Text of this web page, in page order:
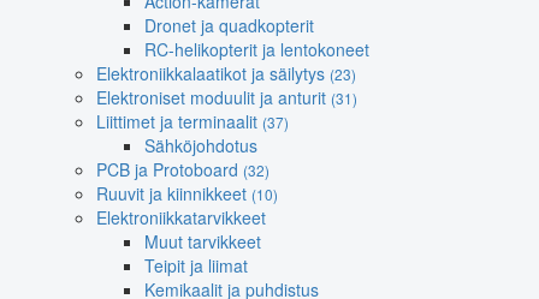
Dronet ja quadkopterit
RC-helikopterit ja lentokoneet
Elektroniikkalaatikot ja säilytys (23)
Elektroniset moduulit ja anturit (31)
Liittimet ja terminaalit (37)
Sähköjohdotus
PCB ja Protoboard (32)
Ruuvit ja kiinnikkeet (10)
Elektroniikkatarvikkeet
Muut tarvikkeet
Teipit ja liimat
Kemikaalit ja puhdistus